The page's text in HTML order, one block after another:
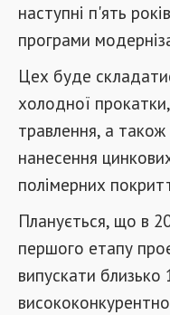
наступні п'ять
програми
Цех буде
холодної
травлення, а також
нанесення
полімерних
Планується, що в
першого етапу
випускати